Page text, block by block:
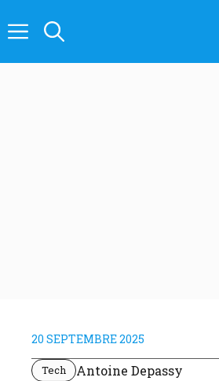
au
20 SEPTEMBRE 2025
Tech Antoine Depassy